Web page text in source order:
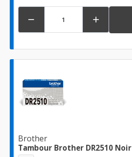
 
Brother
Tambour Brother DR2510 Noir